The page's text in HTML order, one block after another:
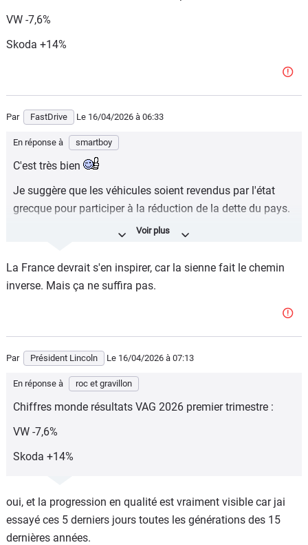
voiture était dans un état de fraîcheur discutable mais pas
encore bonne pour la casse du tout : ciel de toit qui
Une publicité roulante
VW -7,6%
Skoda +14%
Par FastDrive Le 16/04/2026 à 06:33
En réponse à smartboy
C'est très bien
Je suggère que les véhicules soient revendus par l'état
grecque pour participer à la réduction de la dette du pays.
Avec un bonus : aucune déduction fiscale à vie pour ces
La France devrait s'en inspirer, car la sienne fait le chemin
inverse. Mais ça ne suffira pas.
Par Président Lincoln Le 16/04/2026 à 07:13
En réponse à roc et gravillon
Chiffres monde résultats VAG 2026 premier trimestre :
VW -7,6%
Skoda +14%
oui, et la progression en qualité est vraiment visible car jai
essayé ces 5 derniers jours toutes les générations des 15
dernières années.